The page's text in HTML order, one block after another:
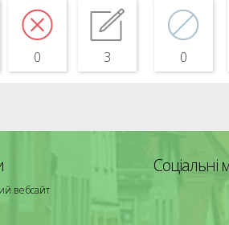
0 3 0
вебсайт
Соціальні